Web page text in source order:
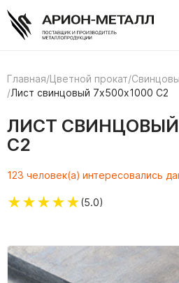
Главная/Цветной прокат/
/Лист свинцовый 7х500х1000 С2
ЛИСТ СВИНЦОВЫЙ
С2
123 человек(а) интересовались
★★★★★(5.0)